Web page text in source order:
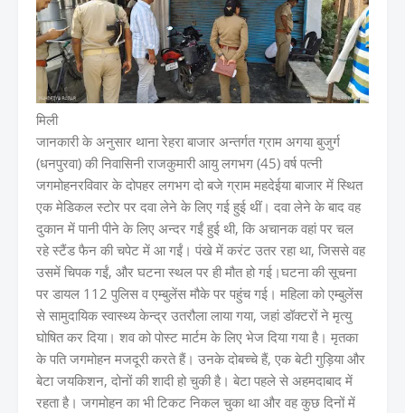
मिली
जानकारी के अनुसार थाना रेहरा बाजार अन्तर्गत ग्राम अगया बुजुर्ग
(धनपुरवा) की निवासिनी राजकुमारी आयु लगभग (45) वर्ष पत्नी
जगमोहनरविवार के दोपहर लगभग दो बजे ग्राम महदेईया बाजार में स्थित
एक मेडिकल स्टोर पर दवा लेने के लिए गई हुई थीं। दवा लेने के बाद वह
दुकान में पानी पीने के लिए अन्दर गईं हुई थी, कि अचानक वहां पर चल
रहे स्टैंड फैन की चपेट में आ गईं। पंखे में करंट उतर रहा था, जिससे वह
उसमें चिपक गईं, और घटना स्थल पर ही मौत हो गई।घटना की सूचना
पर डायल 112 पुलिस व एम्बुलेंस मौके पर पहुंच गई। महिला को एम्बुलेंस
से सामुदायिक स्वास्थ्य केन्द्र उतरौला लाया गया, जहां डॉक्टरों ने मृत्यु
घोषित कर दिया। शव को पोस्ट मार्टम के लिए भेज दिया गया है। मृतका
के पति जगमोहन मजदूरी करते हैं। उनके दोबच्चे हैं, एक बेटी गुड़िया और
बेटा जयकिशन, दोनों की शादी हो चुकी है। बेटा पहले से अहमदाबाद में
रहता है। जगमोहन का भी टिकट निकल चुका था और वह कुछ दिनों में